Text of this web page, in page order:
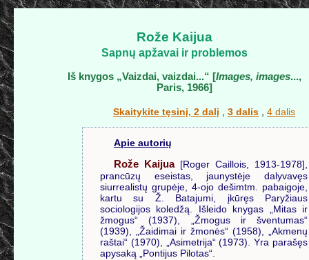
Rože Kaijua
Sapnų apžavai ir problemos
Iš knygos „Vaizdai, vaizdai...“ [Images, images...,
Paris, 1966]
Skaitykite tęsinį, 2 dalį 3 dalis 4 dalis
Apie autorių
Rože Kaijua[Roger Caillois, 1913-1978],
prancūzų eseistas, jaunystėje dalyvavęs
siurrealistų grupėje, 4-ojo dešimtm. pabaigoje,
kartu su Ž. Batajumi, įkūręs Paryžiaus
sociologijos koledžą. Išleido knygas „Mitas ir
žmogus“ (1937), „Žmogus ir šventumas“
(1939), „Žaidimai ir žmonės“ (1958), „Akmenų
raštai“ (1970), „Asimetrija“ (1973). Yra parašęs
apysaką „Pontijus Pilotas“.